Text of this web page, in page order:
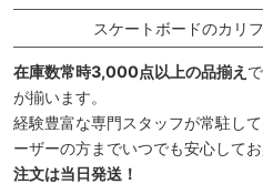
スケートボードのカリ
在庫数常時3,000点以上の品揃え
が揃います。
経験豊富な専門スタッフが常駐し
ーザーの方までいつでも安心してお
注文は当日発送！